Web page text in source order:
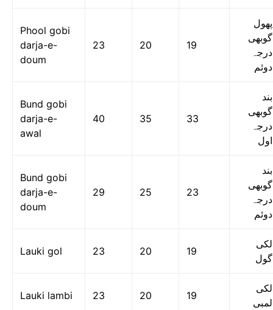
Phool gobi
darja-e-
doum
23 20 19
پھول
گوبھی
درجہ
دوئم
Bund gobi
darja-e-
awal
40 35 33
بند
گوبھی
درجہ
اول
Bund gobi
darja-e-
doum
29 25 23
بند
گوبھی
درجہ
دوئم
Lauki gol 23 20 19
لکی
گول
Lauki lambi 23 20 19
لکی
لمبی